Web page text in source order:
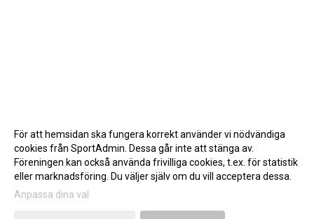
Gå till Webbversion
För att hemsidan ska fungera korrekt använder vi nödvändiga
cookies från SportAdmin. Dessa går inte att stänga av.
Föreningen kan också använda frivilliga cookies, t.ex. för statistik
eller marknadsföring. Du väljer själv om du vill acceptera dessa.
Anpassa dina val